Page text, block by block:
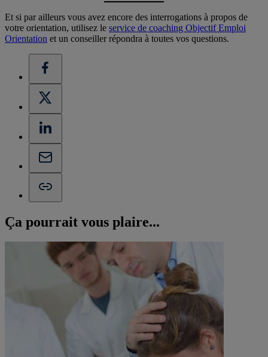
Et si par ailleurs vous avez encore des interrogations à propos de
votre orientation, utilisez le service de coaching Objectif Emploi
Orientation et un conseiller répondra à toutes vos questions.
Ça pourrait vous plaire...